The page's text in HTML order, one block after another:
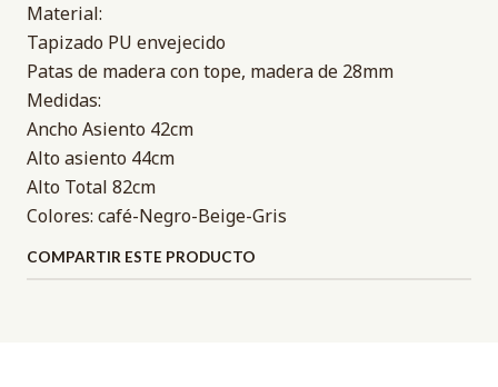
Material:
Tapizado PU envejecido
Patas de madera con tope, madera de 28mm
Medidas:
Ancho Asiento 42cm
Alto asiento 44cm
Alto Total 82cm
Colores: café-Negro-Beige-Gris
COMPARTIR ESTE PRODUCTO